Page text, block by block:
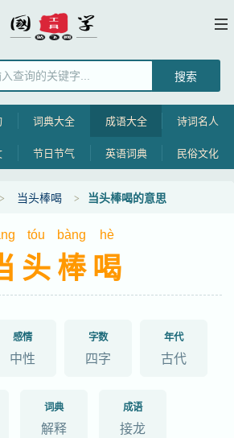
词典大全 成语大全 诗词名人
节日节气 英语词典 民俗文化
当头棒喝 当头棒喝的意思
tóu bàng hè
头棒喝
感情
中性
字数
四字
年代
古代
词典
解释
成语
接龙